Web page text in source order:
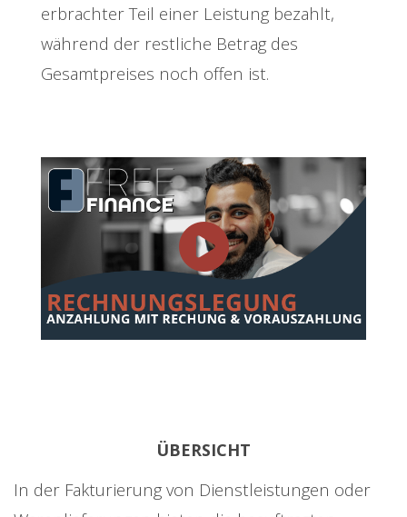
erbrachter Teil einer Leistung bezahlt,
während der restliche Betrag des
Gesamtpreises noch offen ist.
ÜBERSICHT
In der Fakturierung von Dienstleistungen oder